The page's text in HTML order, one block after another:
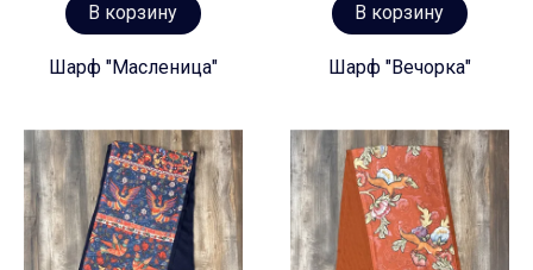
В корзину
Шарф "Масленица"
В корзину
Шарф "Вечорка"